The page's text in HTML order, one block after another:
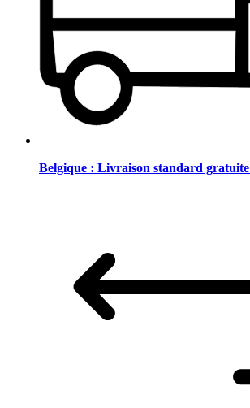
Belgique : Livraison standard gratuite